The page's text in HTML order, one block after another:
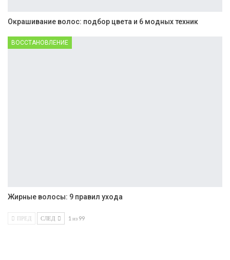
Окрашивание волос: подбор цвета и 6 модных техник
ВОССТАНОВЛЕНИЕ
Жирные волосы: 9 правил ухода
ПРЕД СЛЕД 1 из 99